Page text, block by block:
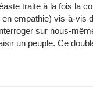
traite à la fois la
empathie) vis-à-vis
sur nous-
un peuple. Ce